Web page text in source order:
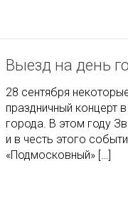
Выезд на день
28 сентября
праздничный концерт
города. В этом году
и в честь этого
«Подмосковный» […]